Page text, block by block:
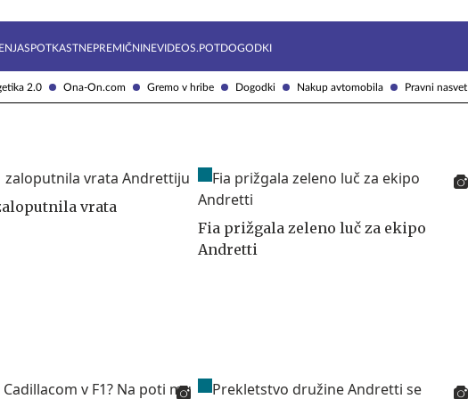
2.0 Ona-On.com Gremo v hribe Dogodki Nakup avtomobila Pravni nasvet
SPOTKASTNEPREMIČNINEVIDEOS.POTDOGODKI
vrata
Fia prižgala zeleno luč za ekipo
Andretti